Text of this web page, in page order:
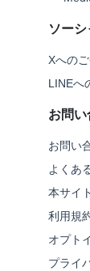
ソー
Xへの
LINEへ
お問
お問い
よくあ
本サイ
利用規
オプト
プライ